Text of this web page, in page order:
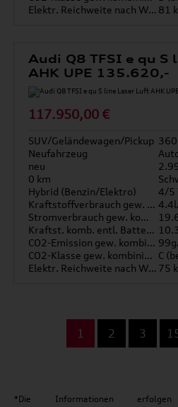
Elektr. Reichweite nach WLTP* 81
Audi Q8 TFSI e qu S
AHK UPE 135.620,-
117.950,00 €
SUV/Geländewagen/Pickup 360
Neufahrzeug
neu
0 km
Hybrid (Benzin/Elektro)
4/5
Kraftstoffverbrauch gew. kombiniert
Stromverbrauch gew. kombiniert
Kraftst. komb. entl. Batterie
CO2-Emission gew. kombiniert
CO2-Klasse gew. kombiniert C
Elektr. Reichweite nach WLTP* 75
1 2 3
*Die Informationen